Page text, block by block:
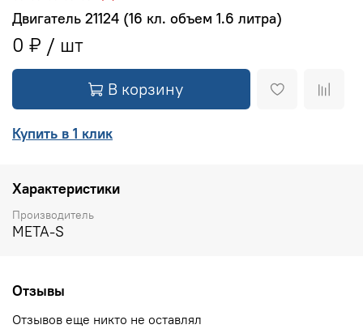
Двигатель 21124 (16 кл. объем 1.6 литра)
0 ₽
В корзину
Купить в 1 клик
Характеристики
Производитель
META-S
Отзывы
Отзывов еще никто не оставлял